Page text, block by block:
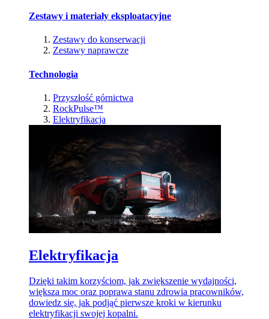
Zestawy i materiały eksploatacyjne
Zestawy do konserwacji
Zestawy naprawcze
Technologia
Przyszłość górnictwa
RockPulse™
Elektryfikacja
Elektryfikacja
Dzięki takim korzyściom, jak zwiększenie wydajności,
większa moc oraz poprawa stanu zdrowia pracowników,
dowiedz się, jak podjąć pierwsze kroki w kierunku
elektryfikacji swojej kopalni.